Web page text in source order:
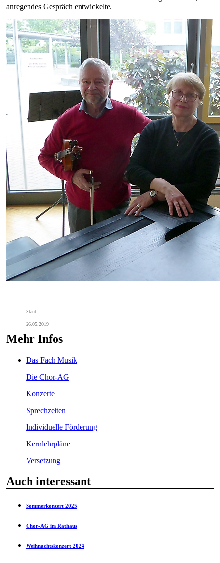
anregendes Gespräch entwickelte.
Staut
26.05.2019
Mehr Infos
Das Fach Musik
Die Chor-AG
Konzerte
Sprechzeiten
Individuelle Förderung
Kernlehrpläne
Versetzung
Auch interessant
Sommerkonzert 2025
Chor-AG im Rathaus
Weihnachtskonzert 2024